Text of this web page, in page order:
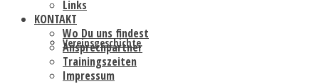
Vereinsgeschichte
Links
KONTAKT
Wo Du uns findest
Ansprechpartner
Trainingszeiten
Impressum